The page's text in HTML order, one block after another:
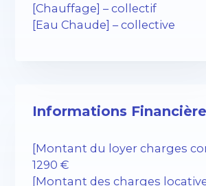
[Chauffage] – collectif
[Eau Chaude] – collective
Informations
[Montant du loyer charges
1290 €
[Montant des charges